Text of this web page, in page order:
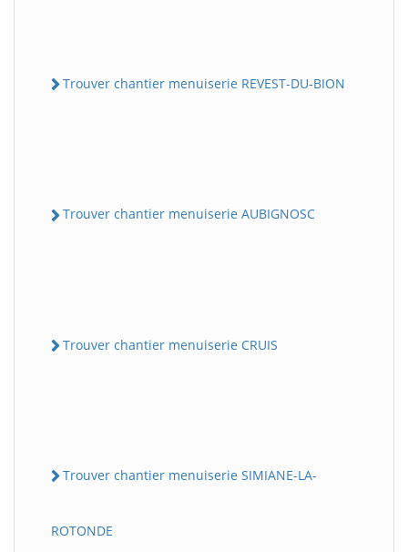
Trouver chantier menuiserie REVEST-DU-BION
Trouver chantier menuiserie AUBIGNOSC
Trouver chantier menuiserie CRUIS
Trouver chantier menuiserie SIMIANE-LA-
ROTONDE